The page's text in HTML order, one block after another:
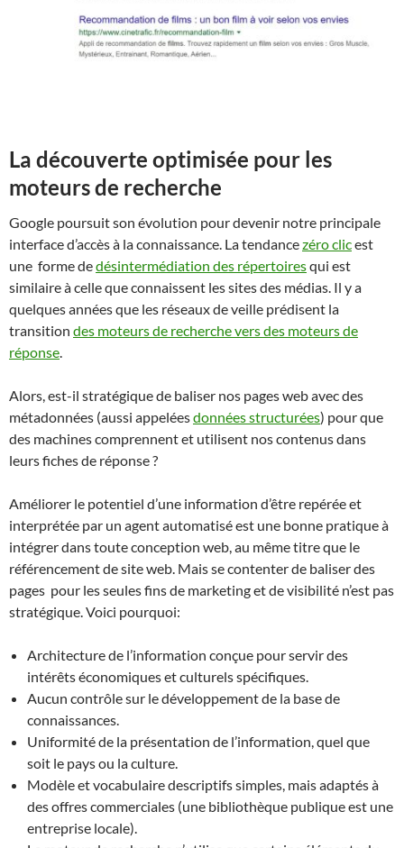
La découverte optimisée pour les
moteurs de recherche
Google poursuit son évolution pour devenir notre principale
interface d’accès à la connaissance. La tendancezéro clicest
une forme dedésintermédiation des répertoiresqui est
similaire à celle que connaissent les sites des médias. Il y a
quelques années que les réseaux de veille prédisent la
transition des moteurs de recherche vers des moteurs de
réponse.
Alors, est-il stratégique de baliser nos pages web avec des
métadonnées (aussi appeléesdonnées structurées) pour que
des machines comprennent et utilisent nos contenus dans
leurs fiches de réponse ?
Améliorer le potentiel d’une information d’être repérée et
interprétée par un agent automatisé est une bonne pratique à
intégrer dans toute conception web, au même titre que le
référencement de site web. Mais se contenter de baliser des
pages pour les seules fins de marketing et de visibilité n’est pas
stratégique. Voici pourquoi:
Architecture de l’information conçue pour servir des
intérêts économiques et culturels spécifiques.
Aucun contrôle sur le développement de la base de
connaissances.
Uniformité de la présentation de l’information, quel que
soit le pays ou la culture.
Modèle et vocabulaire descriptifs simples, mais adaptés à
des offres commerciales (une bibliothèque publique est une
entreprise locale).